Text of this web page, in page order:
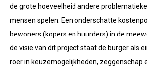
de grote hoeveelheid andere
mensen spelen. Een onderschatte
bewoners (kopers en huurders) in de
de visie van dit project staat de burger als
roer in keuzemogelijkheden, zeggenschap